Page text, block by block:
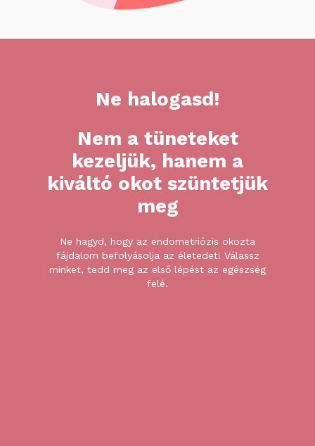
Ne halogasd!
Nem a tüneteket
kezeljük, hanem a
kiváltó okot szüntetjük
meg
Ne hagyd, hogy az endometriózis okozta
fájdalom befolyásolja az életedet! Válassz
minket, tedd meg az első lépést az egészség
felé.